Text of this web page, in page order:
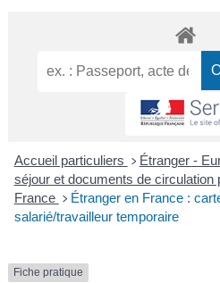
Accueil particuliers > Étranger -
séjour et documents de circulation
France > Étranger en France :
salarié/travailleur temporaire
Fiche pratique